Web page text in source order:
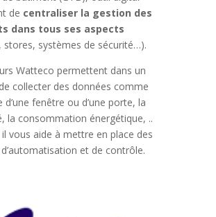
de centraliser la gestion des
dans tous ses aspects
stores, systèmes de sécurité…).
Watteco permettent dans un
collecter des données comme
d’une fenêtre ou d’une porte, la
la consommation énergétique, ..
vous aide à mettre en place des
et de contrôle.